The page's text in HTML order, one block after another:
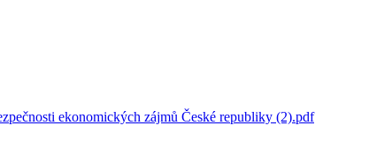
ekonomických zájmů České republiky (2).pdf